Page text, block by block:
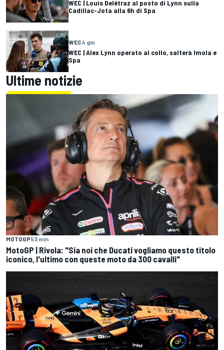
WEC | Louis Delétraz al posto di Lynn sulla
Cadillac-Jota alla 6h di Spa
WEC4 gm
WEC | Alex Lynn operato al collo, salterà Imola e
Spa
Ultime notizie
MOTOGP53 min
MotoGP | Rivola: "Sia noi che Ducati vogliamo questo titolo
iconico, l'ultimo con queste moto da 300 cavalli"